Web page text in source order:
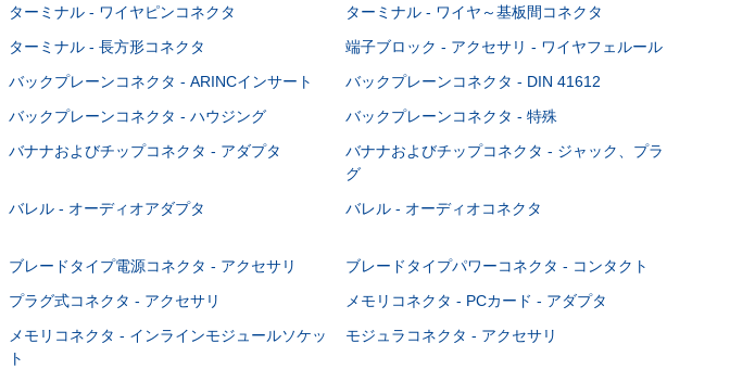
ターミナル - ワイヤピンコネクタ
ターミナル - ワイヤ～基板間コネクタ
ターミナル - 長方形コネクタ
端子ブロック - アクセサリ - ワイヤフェルール
バックプレーンコネクタ - ARINCインサート
バックプレーンコネクタ - DIN 41612
バックプレーンコネクタ - ハウジング
バックプレーンコネクタ - 特殊
バナナおよびチップコネクタ - アダプタ
バナナおよびチップコネクタ - ジャック、プラ
グ
バレル - オーディオアダプタ バレル - オーディオコネクタ
ブレードタイプ電源コネクタ - アクセサリ
ブレードタイプパワーコネクタ - コンタクト
プラグ式コネクタ - アクセサリ
メモリコネクタ - PCカード - アダプタ
メモリコネクタ - インラインモジュールソケッ
ト
モジュラコネクタ - アクセサリ